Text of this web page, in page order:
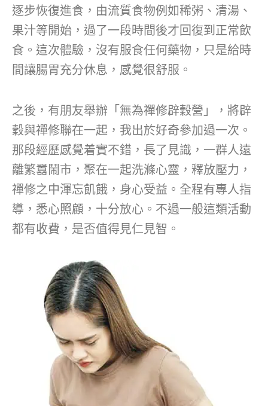
逐步恢復進食，由流質食物例如稀粥、清湯、
果汁等開始，過了一段時間後才回復到正常飲
食。這次體驗，沒有服食任何藥物，只是給時
間讓腸胃充分休息，感覺很舒服。
之後，有朋友舉辦「無為禪修辟穀營」，將辟
穀與禪修聯在一起，我出於好奇參加過一次。
那段經歷感覺着實不錯，長了見識，一群人遠
離繁囂鬧市，聚在一起洗滌心靈，釋放壓力，
禪修之中渾忘飢餓，身心受益。全程有專人指
導，悉心照顧，十分放心。不過一般這類活動
都有收費，是否值得見仁見智。